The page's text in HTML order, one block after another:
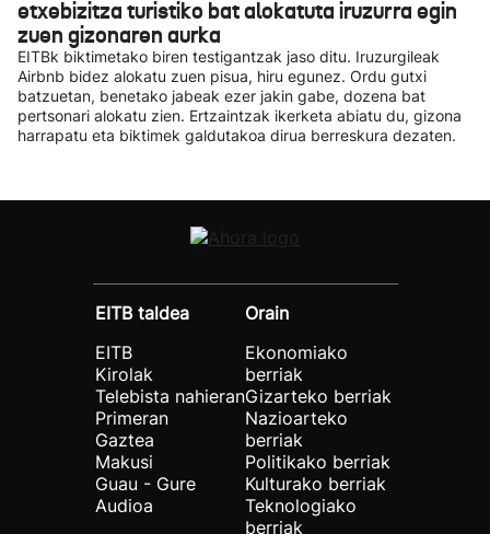
etxebizitza turistiko bat alokatuta iruzurra egin
zuen gizonaren aurka
EITBk biktimetako biren testigantzak jaso ditu. Iruzurgileak
Airbnb bidez alokatu zuen pisua, hiru egunez. Ordu gutxi
batzuetan, benetako jabeak ezer jakin gabe, dozena bat
pertsonari alokatu zien. Ertzaintzak ikerketa abiatu du, gizona
harrapatu eta biktimek galdutakoa dirua berreskura dezaten.
EITB taldea
EITB
Kirolak
Telebista nahieran
Primeran
Gaztea
Makusi
Guau - Gure
Audioa
Orain
Ekonomiako
berriak
Gizarteko berriak
Nazioarteko
berriak
Politikako berriak
Kulturako berriak
Teknologiako
berriak